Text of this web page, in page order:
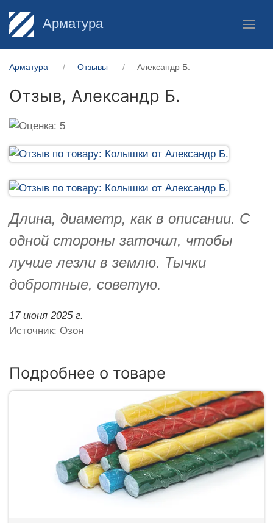
Арматура
Арматура Отзывы Александр Б.
Отзыв, Александр Б.
Длина, диаметр, как в описании. С
одной стороны заточил, чтобы
лучше лезли в землю. Тычки
добротные, советую.
17 июня 2025 г.
Источник: Озон
Подробнее о товаре